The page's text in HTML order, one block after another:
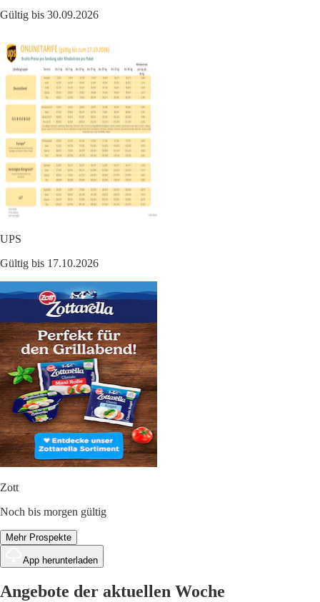
Gültig bis 30.09.2026
UPS
Gültig bis 17.10.2026
Zott
Noch bis morgen gültig
Mehr Prospekte
App herunterladen
Angebote der aktuellen Woche